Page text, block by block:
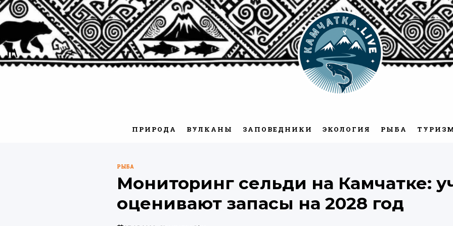
Перейти
содержимому
ПРИРОДА ВУЛКАНЫ ЗАПОВЕДНИКИ ЭКОЛОГИЯ РЫБА
ОПУБЛИКОВАНО
В
РЫБА
Мониторинг сельди на Камчатке:
оценивают запасы на 2028 год